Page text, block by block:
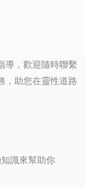
導，歡迎隨時聯繫
，助您在靈性道路
識來幫助你